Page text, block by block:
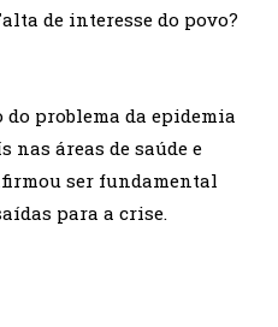
de interesse do povo?
problema da epidemia
nas áreas de saúde e
ser fundamental
para a crise.